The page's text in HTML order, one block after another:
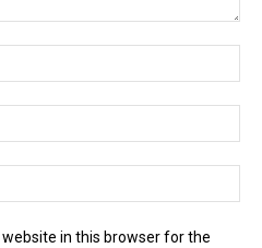
in this browser for the